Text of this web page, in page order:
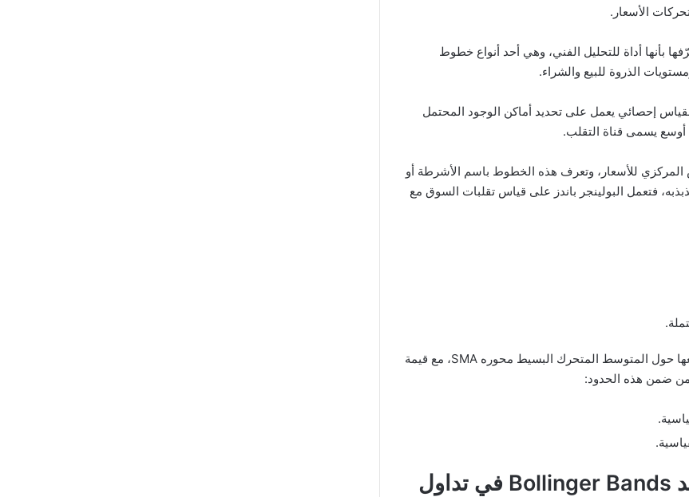
الأسعار.
بأنها أداة للتحليل الفني، وهي أحد أنواع خطوط
الذروة للبيع والشراء.
إحصائي يعمل على تحديد أماكن الوجود المحتمل
أوسع يسمى قناة التقلب.
للأسعار، وتعرف هذه الخطوط باسم الأشرطة أو
فتعمل البولينجر باندز على قياس تقلبات السوق مع
ويتكون البولينجر باند من ثلاثة خطوط أو أشرطة، وتدور جميعها حول المتوسط المتحرك البسيط محوره SMA، مع قيمة
كيفية استخدام مؤشر البولينجر باند Bollinger Bands في تداول